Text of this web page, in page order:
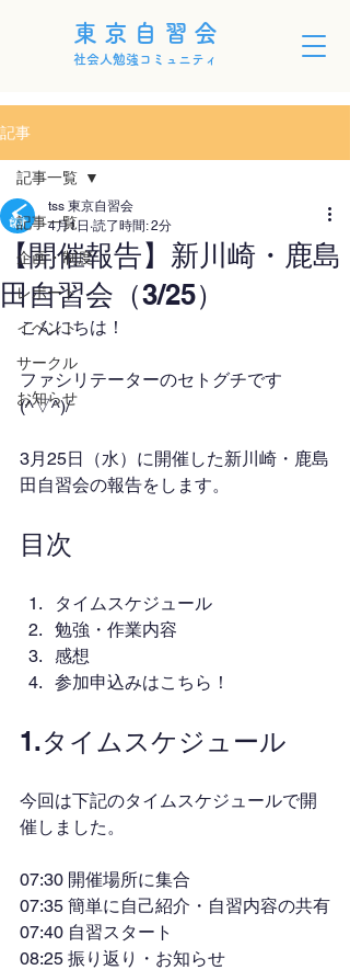
東京自習会
社会人勉強コミュニティ
記事
記事一覧
企画・制度
レポート
イベント
サークル
お知らせ
記事一覧
【開催報告】新川崎・鹿島
田自習会（3/25）
tss 東京自習会
4月1日 読了時間: 2分
こんにちは！
ファシリテーターのセトグチです
(^▽^)/
3月25日（水）に開催した新川崎・鹿島
田自習会の報告をします。
目次
タイムスケジュール
勉強・作業内容
感想
参加申込みはこちら！
1.タイムスケジュール
今回は下記のタイムスケジュールで開
催しました。
07:30 開催場所に集合
07:35 簡単に自己紹介・自習内容の共有
07:40 自習スタート
08:25 振り返り・お知らせ